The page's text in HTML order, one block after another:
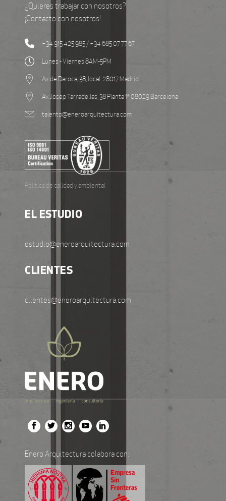
¿Quieres trabajar con nosotros?
¡Contacto con nosotros!
+34 915 425 985 / +34 685 07 77 67
Lunes - Viernes 8AM-5PM
Av. de Daroca, 38, local. 28017 Madrid
Av. Josep Tarradellas, 38 Planta 1ª 08029 Barcelona
talento@eneroarquitectura.com
Política de calidad y ambiental
EL ESTUDIO
estudio@eneroarquitectura.com
CLIENTES
clientes@eneroarquitectura.com
Enero Arquitectura colabora con: